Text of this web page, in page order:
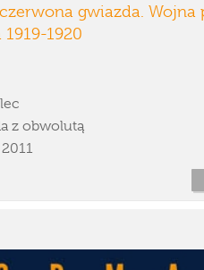
czerwona gwiazda. Wojna
1920
z obwolutą